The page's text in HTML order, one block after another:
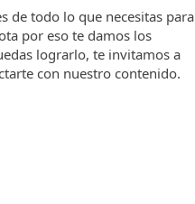
de todo lo que necesitas para
por eso te damos los
lograrlo, te invitamos a
con nuestro contenido.